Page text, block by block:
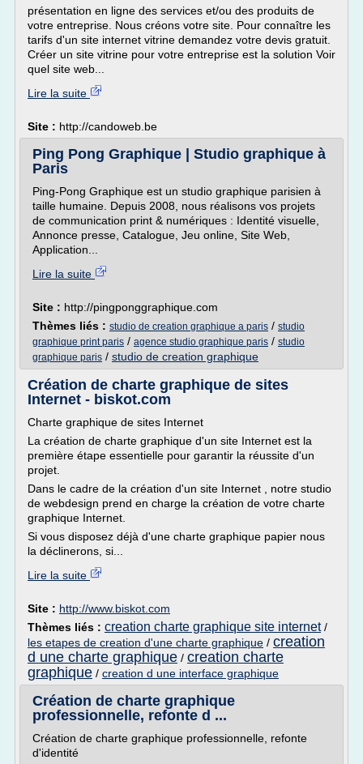
présentation en ligne des services et/ou des produits de
votre entreprise. Nous créons votre site. Pour connaître les
tarifs d'un site internet vitrine demandez votre devis gratuit.
Créer un site vitrine pour votre entreprise est la solution Voir
quel site web...
Lire la suite
Site : http://candoweb.be
Ping Pong Graphique | Studio graphique à
Paris
Ping-Pong Graphique est un studio graphique parisien à
taille humaine. Depuis 2008, nous réalisons vos projets
de communication print & numériques : Identité visuelle,
Annonce presse, Catalogue, Jeu online, Site Web,
Application...
Lire la suite
Site : http://pingponggraphique.com
Thèmes liés : studio de creation graphique a paris / studio
graphique print paris / agence studio graphique paris / studio
graphique paris / studio de creation graphique
Création de charte graphique de sites
Internet - biskot.com
Charte graphique de sites Internet
La création de charte graphique d'un site Internet est la
première étape essentielle pour garantir la réussite d'un
projet.
Dans le cadre de la création d'un site Internet , notre studio
de webdesign prend en charge la création de votre charte
graphique Internet.
Si vous disposez déjà d'une charte graphique papier nous
la déclinerons, si...
Lire la suite
Site : http://www.biskot.com
Thèmes liés : creation charte graphique site internet/
les etapes de creation d'une charte graphique / creation
d une charte graphique / creation charte
graphique / creation d une interface graphique
Création de charte graphique
professionnelle, refonte d ...
Création de charte graphique professionnelle, refonte
d'identité